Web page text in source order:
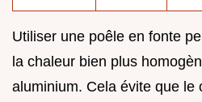
Utiliser une poêle en fonte
la chaleur bien plus
aluminium. Cela évite que le